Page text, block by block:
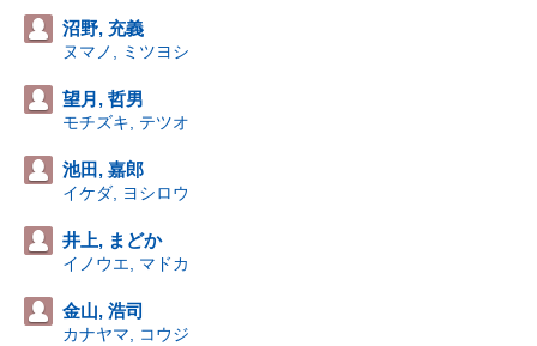
沼野, 充義
ヌマノ, ミツヨシ
望月, 哲男
モチズキ, テツオ
池田, 嘉郎
イケダ, ヨシロウ
井上, まどか
イノウエ, マドカ
金山, 浩司
カナヤマ, コウジ